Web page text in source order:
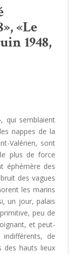
«Le
1948,
qui semblaient
nappes de la
Valérien, sont
plus de force
éphémère des
des vagues
les marins
un jour, palais
peu de
et peut-
de
des hauts lieux